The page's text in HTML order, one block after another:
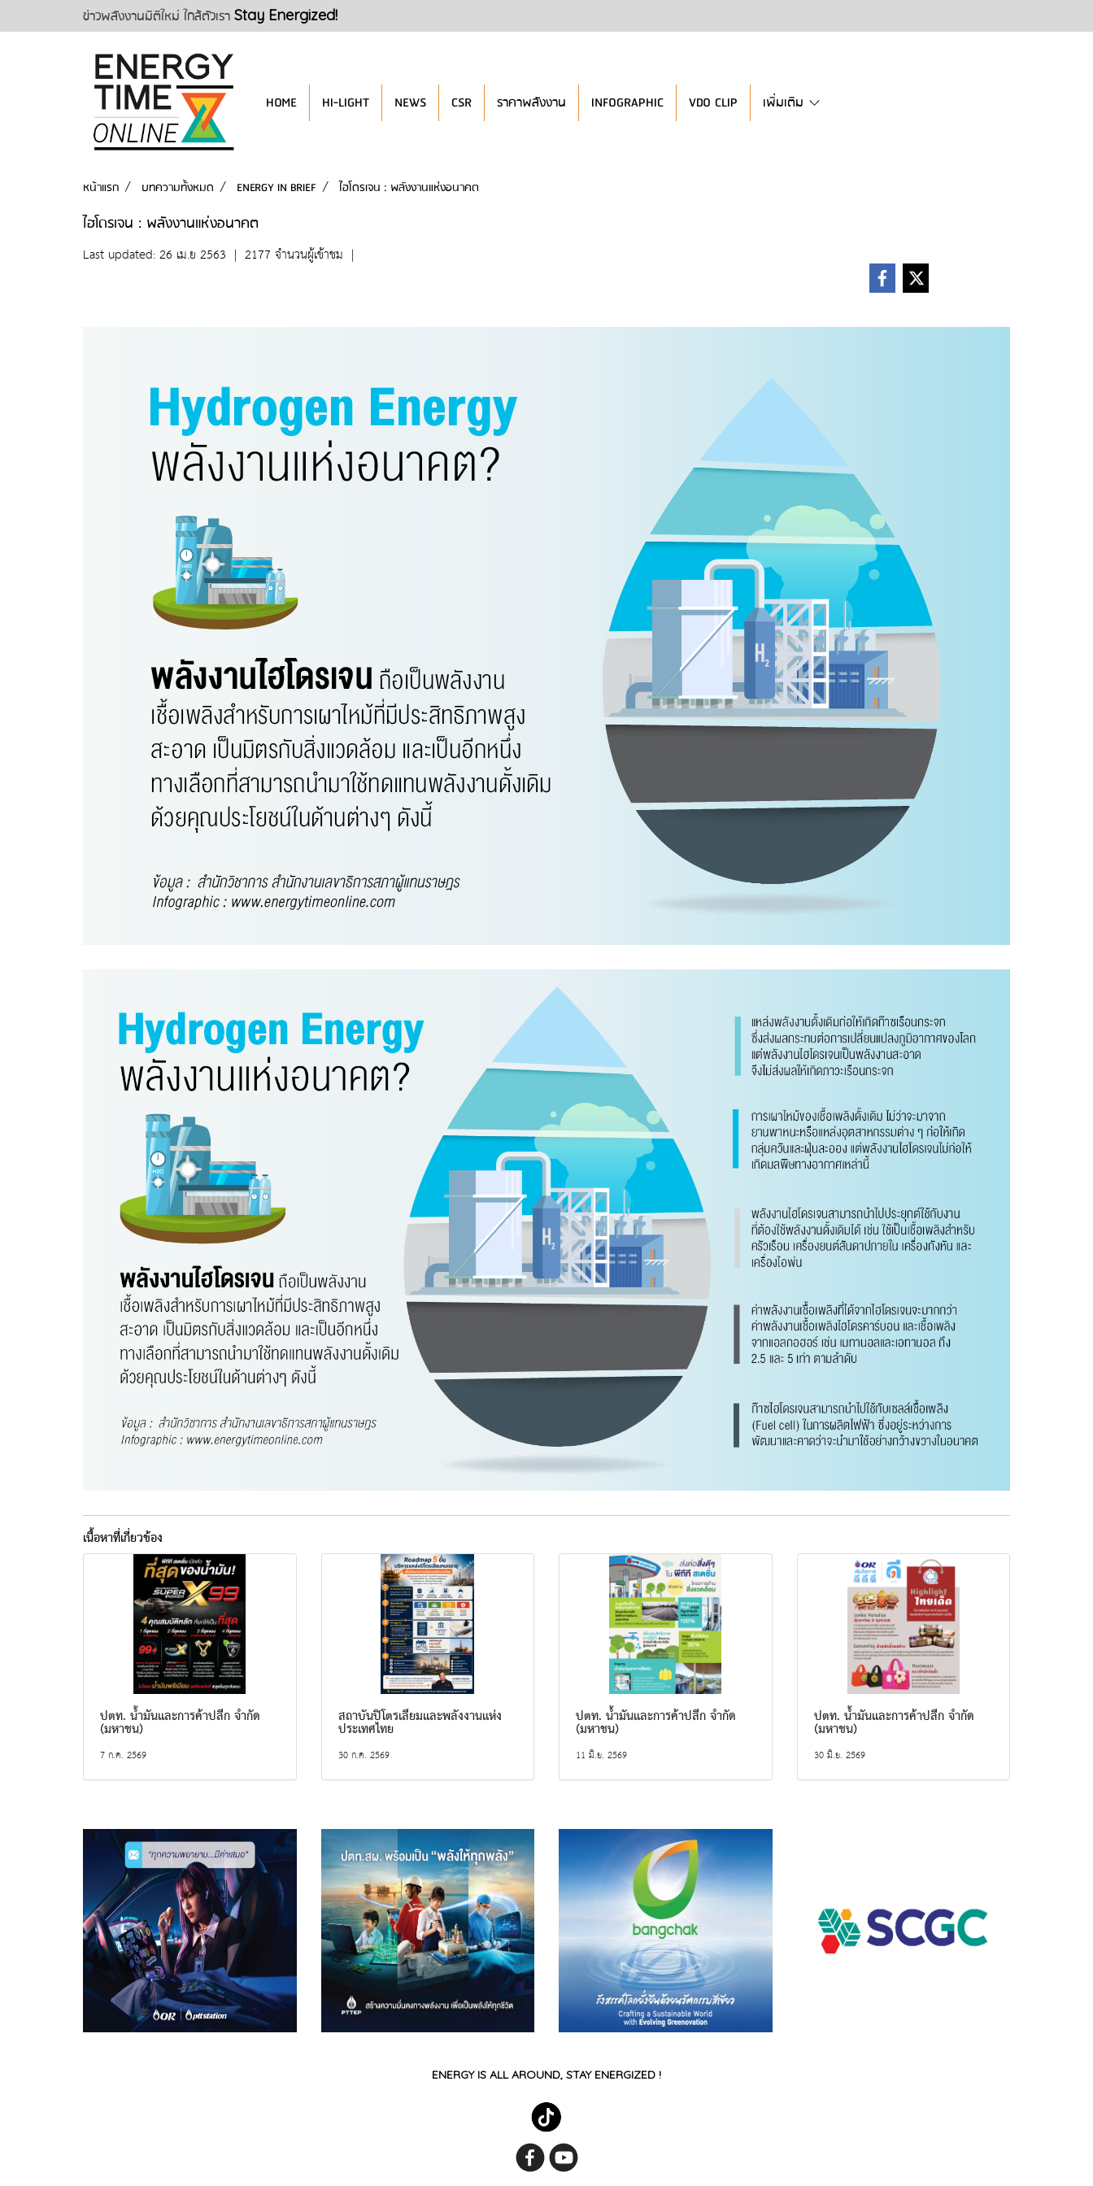
ข่าวพลังงานมิติใหม่ ใกล้ตัวเรา Stay Energized!
HOME HI-LIGHT NEWS CSR ราคาพลังงาน INFOGRAPHIC VDO CLIP เพิ่มเติม
หน้าแรก บทความทั้งหมด ENERGY IN BRIEF ไฮโดรเจน : พลังงานแห่งอนาคต
ไฮโดรเจน : พลังงานแห่งอนาคต
Last updated: 26 เม.ย 2563 | 2177 จำนวนผู้เข้าชม |
เนื้อหาที่เกี่ยวข้อง
ปตท. น้ำมันและการค้าปลีก จำกัด
(มหาชน)
7 ก.ค. 2569
สถาบันปิโตรเลียมและพลังงานแห่ง
ประเทศไทย
30 ก.ค. 2569
ปตท. น้ำมันและการค้าปลีก จำกัด
(มหาชน)
11 มิ.ย. 2569
ปตท. น้ำมันและการค้าปลีก จำกัด
(มหาชน)
30 มิ.ย. 2569
ENERGY IS ALL AROUND, STAY ENERGIZED !